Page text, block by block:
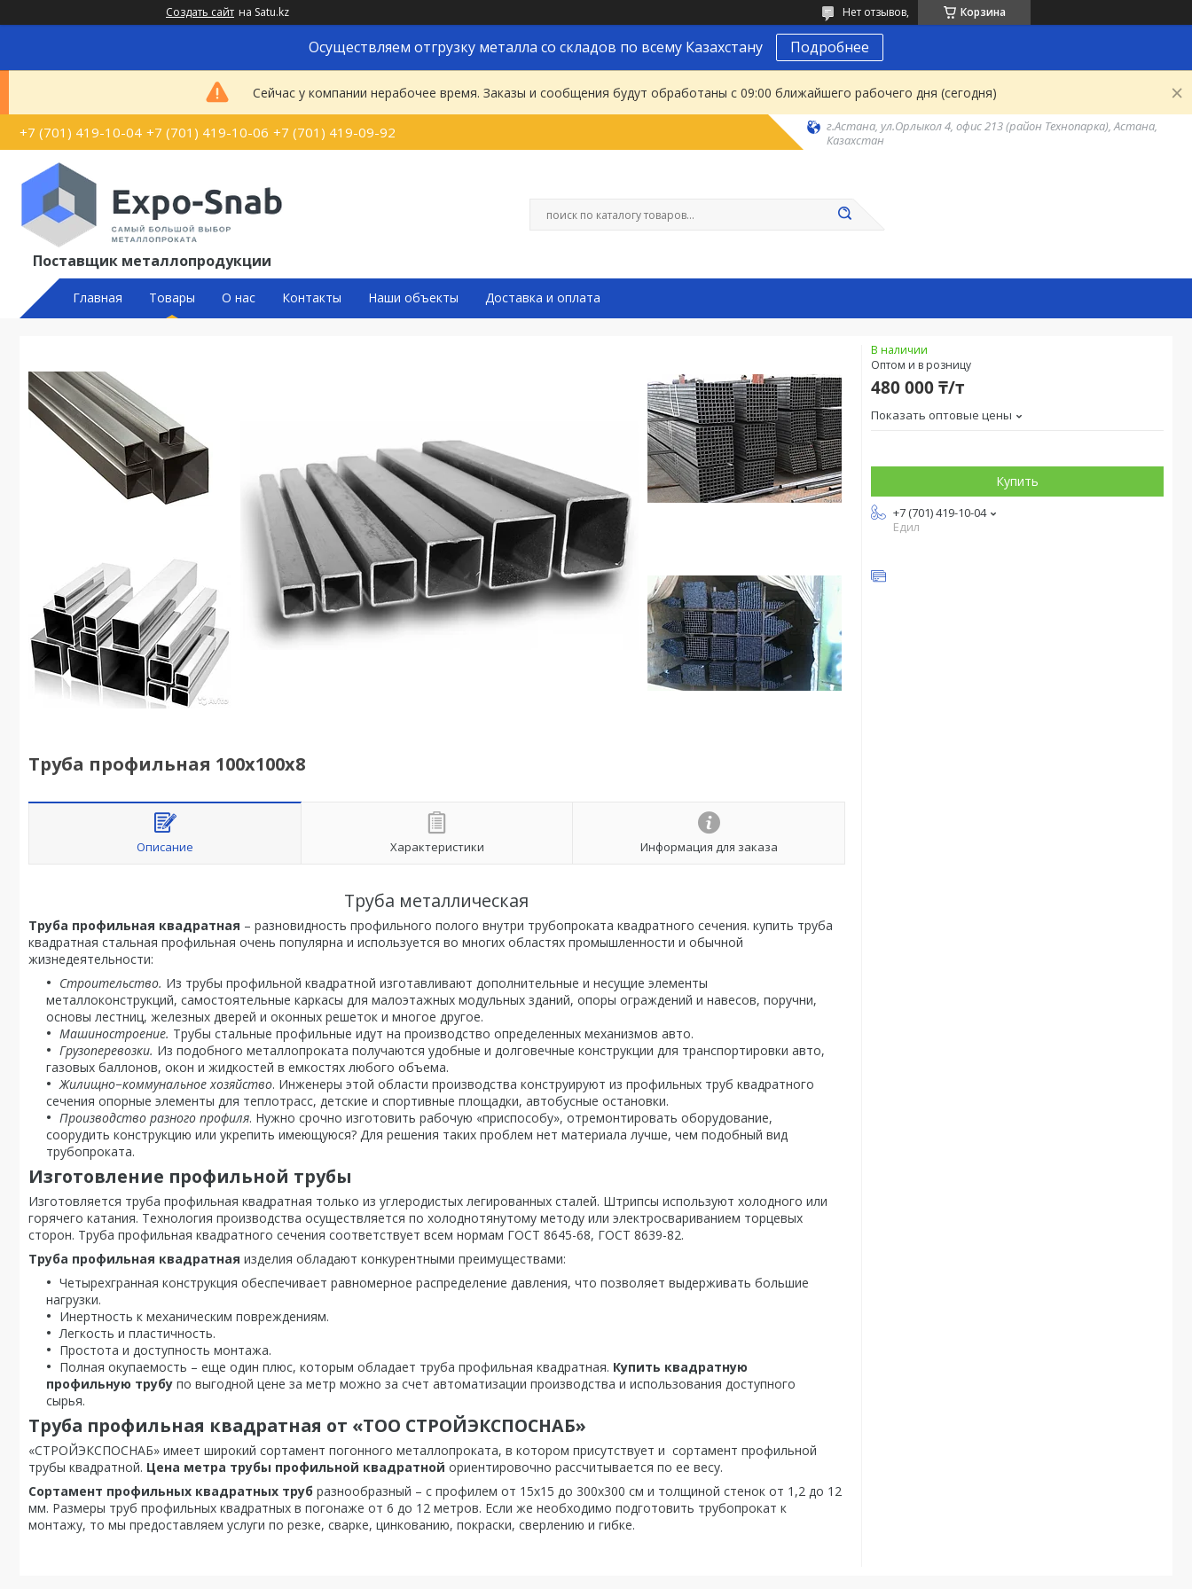
Создать сайт на Satu.kz Корзина
Нет отзывов,
Осуществляем отгрузку металла со складов по всему Казахстану Подробнее
Сейчас у компании нерабочее время. Заказы и сообщения будут обработаны с 09:00 ближайшего рабочего дня (сегодня)
+7 (701) 419-10-04 +7 (701) 419-10-06 +7 (701) 419-09-92
г.Астана, ул.Орлыкол 4, офис 213 (район Технопарка), Астана,
Казахстан
Поставщик металлопродукции
Главная Товары О нас Контакты Наши объекты Доставка и оплата
Труба профильная 100х100х8
Описание Характеристики Информация для заказа
Труба металлическая
Труба профильная квадратная – разновидность профильного полого внутри трубопроката квадратного сечения. купить труба
квадратная стальная профильная очень популярна и используется во многих областях промышленности и обычной
жизнедеятельности:
Строительство. Из трубы профильной квадратной изготавливают дополнительные и несущие элементы
металлоконструкций, самостоятельные каркасы для малоэтажных модульных зданий, опоры ограждений и навесов, поручни,
основы лестниц, железных дверей и оконных решеток и многое другое.
Машиностроение. Трубы стальные профильные идут на производство определенных механизмов авто.
Грузоперевозки. Из подобного металлопроката получаются удобные и долговечные конструкции для транспортировки авто,
газовых баллонов, окон и жидкостей в емкостях любого объема.
Жилищно−коммунальное хозяйство. Инженеры этой области производства конструируют из профильных труб квадратного
сечения опорные элементы для теплотрасс, детские и спортивные площадки, автобусные остановки.
Производство разного профиля. Нужно срочно изготовить рабочую «приспособу», отремонтировать оборудование,
соорудить конструкцию или укрепить имеющуюся? Для решения таких проблем нет материала лучше, чем подобный вид
трубопроката.
Изготовление профильной трубы
Изготовляется труба профильная квадратная только из углеродистых легированных сталей. Штрипсы используют холодного или
горячего катания. Технология производства осуществляется по холоднотянутому методу или электросвариванием торцевых
сторон. Труба профильная квадратного сечения соответствует всем нормам ГОСТ 8645-68, ГОСТ 8639-82.
Труба профильная квадратная изделия обладают конкурентными преимуществами:
Четырехгранная конструкция обеспечивает равномерное распределение давления, что позволяет выдерживать большие
нагрузки.
Инертность к механическим повреждениям.
Легкость и пластичность.
Простота и доступность монтажа.
Полная окупаемость – еще один плюс, которым обладает труба профильная квадратная. Купить квадратную
профильную трубу по выгодной цене за метр можно за счет автоматизации производства и использования доступного
сырья.
Труба профильная квадратная от «ТОО СТРОЙЭКСПОСНАБ»
«СТРОЙЭКСПОСНАБ» имеет широкий сортамент погонного металлопроката, в котором присутствует и сортамент профильной
трубы квадратной. Цена метра трубы профильной квадратной ориентировочно рассчитывается по ее весу.
Сортамент профильных квадратных труб разнообразный – с профилем от 15х15 до 300х300 см и толщиной стенок от 1,2 до 12
мм. Размеры труб профильных квадратных в погонаже от 6 до 12 метров. Если же необходимо подготовить трубопрокат к
монтажу, то мы предоставляем услуги по резке, сварке, цинкованию, покраски, сверлению и гибке.
В наличии
Оптом и в розницу
480 000 ₸/т
Показать оптовые цены
Купить
+7 (701) 419-10-04
Едил